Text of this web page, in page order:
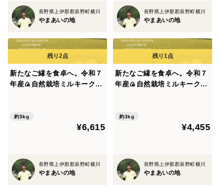
江戸時代から学び、百姓として地域創生に挑戦！
私たちは南信州辰野町横川でお米作りをしています。中
わない「自然栽培」による米作りに取り組み、地域の資
源を最大限に活かしながら、次世代へ豊かな自然を伝え
ていきたいと考えています。
江戸時代の農法や自然栽培の知恵を学び、地域プラン
体感できる農業体験も実施し、多くの人に自然の恵みを
感じていただきたいという想いを込めて活動していま
＜ブランド「小里米」の由来＞
「小里米（おさとまい）」はお米の屋号です。
長野県上伊那郡辰野町横川
やまあいの地
長野県上伊那郡辰野町横川
やまあいの地
新たなご縁を食卓へ。令和７
年産🍙自然栽培ミルキークイ
肥料ともに不使用！
約5kg
¥6,615
長野県上伊那郡辰野町横川
やまあいの地
新たなご縁を食卓へ。令和７
年産🍙自然栽培ミルキークイ
肥料ともに不使用！
約3kg
¥4,455
長野県上伊那郡辰野町横川
やまあいの地